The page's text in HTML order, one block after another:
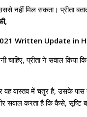
नहीं मिल सकता। प्रीता
Written Update in
चाहिए, प्रीता ने सवाल
वह वास्तव में चतुर है, उसके
करता है कि कैसे, सृष्टि